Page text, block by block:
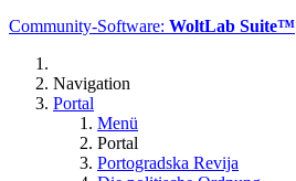
Community-Software: WoltLab Suite™
Navigation
Portal
Menü
Portal
Portogradska Revija